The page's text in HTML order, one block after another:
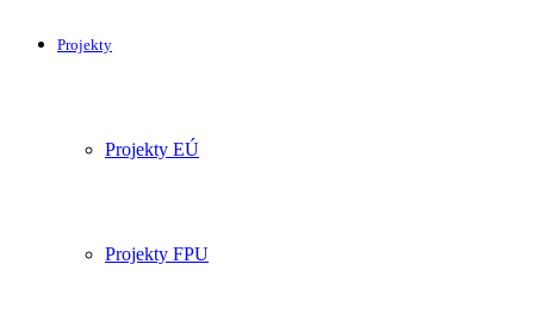
Projekty
Projekty EÚ
Projekty FPU